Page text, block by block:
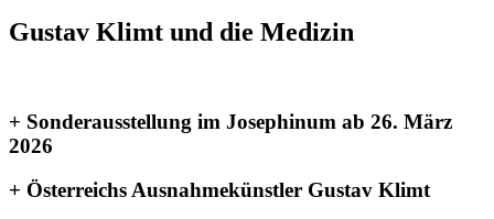
Gustav Klimt und die Medizin
+ Sonderausstellung im Josephinum ab 26. März
2026
+ Österreichs Ausnahmekünstler Gustav Klimt